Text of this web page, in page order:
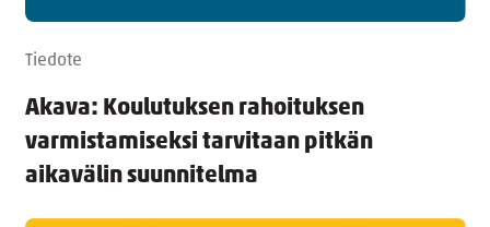
Tiedote
Akava: Koulutuksen rahoituksen
varmistamiseksi tarvitaan pitkän
aikavälin suunnitelma